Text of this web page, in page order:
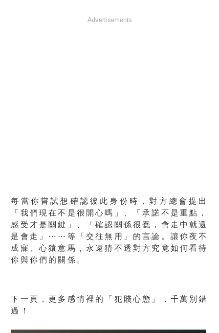
Advertisements
每當你嘗試想確認彼此身份時，對方總會提出
「我們現在不是很開心嗎」、「承諾不是重點，
感受才是關鍵」、「確認關係很蠢，會走中就還
是會走」⋯⋯等「交往無用」的言論。讓你夜不
成寐、心猿意馬，永遠猜不透對方究竟如何看待
你與你們的關係。
下一頁，更多感情裡的「犯賤心態」，千萬別錯
過！